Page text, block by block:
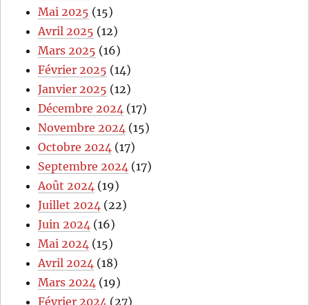
Mai 2025 (15)
Avril 2025 (12)
Mars 2025 (16)
Février 2025 (14)
Janvier 2025 (12)
Décembre 2024 (17)
Novembre 2024 (15)
Octobre 2024 (17)
Septembre 2024 (17)
Août 2024 (19)
Juillet 2024 (22)
Juin 2024 (16)
Mai 2024 (15)
Avril 2024 (18)
Mars 2024 (19)
Février 2024 (27)